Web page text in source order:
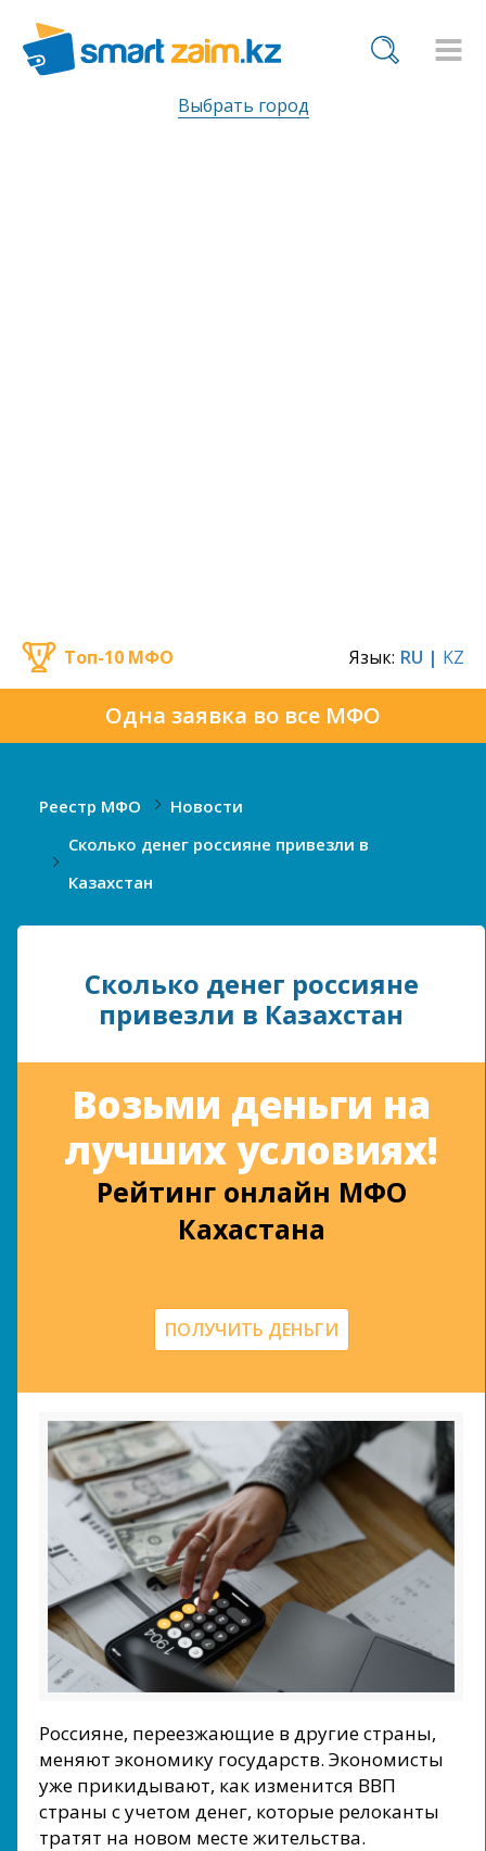
Выбрать город
Одна заявка во все МФО
Топ-10 МФО Язык: RU | KZ
Реестр МФО
Новости
Сколько денег россияне привезли в
Казахстан
Сколько денег россияне
привезли в Казахстан
Возьми деньги на
лучших условиях!
Рейтинг онлайн МФО
Кахастана
ПОЛУЧИТЬ ДЕНЬГИ
Россияне, переезжающие в другие страны,
меняют экономику государств. Экономисты
уже прикидывают, как изменится ВВП
страны с учетом денег, которые релоканты
тратят на новом месте жительства.